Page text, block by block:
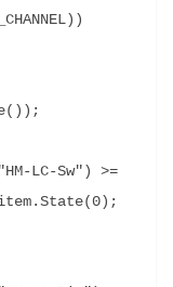
LC-Sw") >=